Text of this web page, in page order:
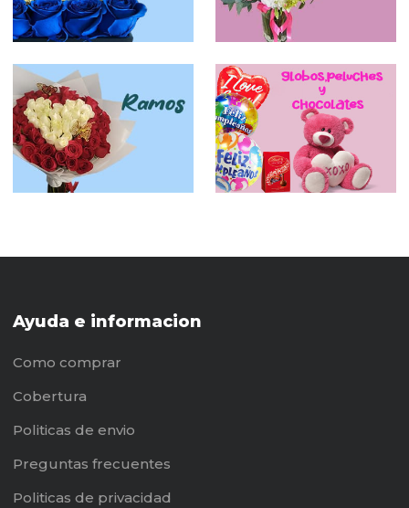
Ayuda e informacion
Como comprar
Cobertura
Politicas de envio
Preguntas frecuentes
Politicas de privacidad